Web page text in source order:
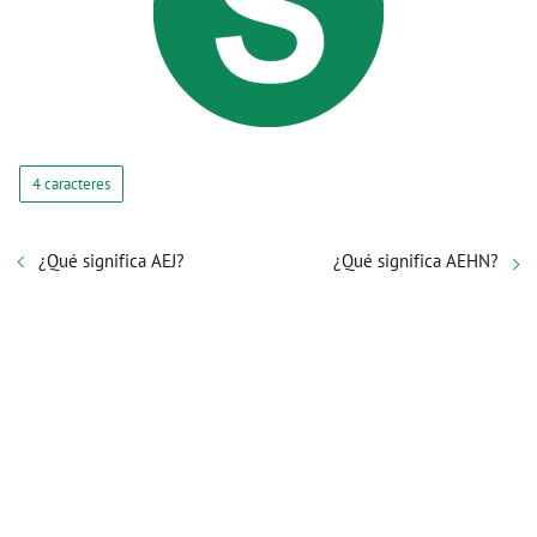
4 caracteres
¿Qué significa AEJ? ¿Qué significa AEHN?